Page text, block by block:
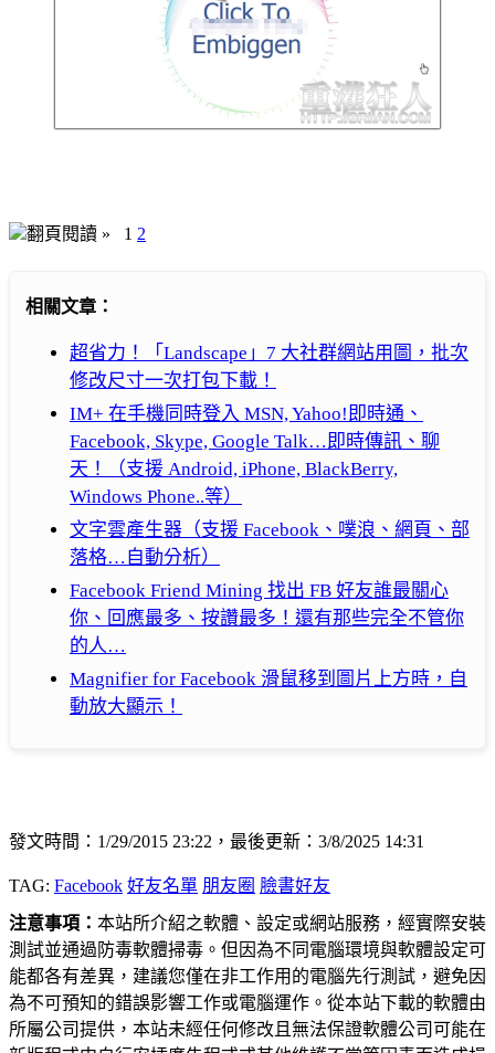
翻頁閱讀 » 1 2
相關文章：
超省力！「Landscape」7 大社群網站用圖，批次
修改尺寸一次打包下載！
IM+ 在手機同時登入 MSN, Yahoo!即時通、
Facebook, Skype, Google Talk…即時傳訊、聊
天！（支援 Android, iPhone, BlackBerry,
Windows Phone..等）
文字雲產生器（支援 Facebook、噗浪、網頁、部
落格…自動分析）
Facebook Friend Mining 找出 FB 好友誰最關心
你、回應最多、按讚最多！還有那些完全不管你
的人…
Magnifier for Facebook 滑鼠移到圖片上方時，自
動放大顯示！
發文時間：1/29/2015 23:22，最後更新：3/8/2025 14:31
TAG: Facebook 好友名單 朋友圈 臉書好友
注意事項： 本站所介紹之軟體、設定或網站服務，經實際安裝
測試並通過防毒軟體掃毒。但因為不同電腦環境與軟體設定可
能都各有差異，建議您僅在非工作用的電腦先行測試，避免因
為不可預知的錯誤影響工作或電腦運作。從本站下載的軟體由
所屬公司提供，本站未經任何修改且無法保證軟體公司可能在